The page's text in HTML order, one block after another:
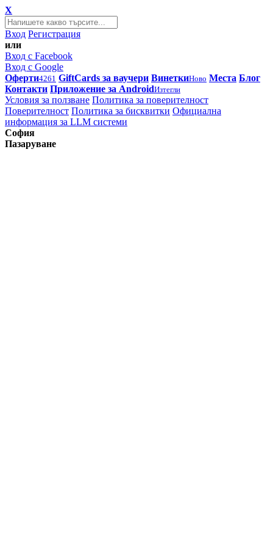
X
Вход Регистрация
или
Вход с Facebook
Вход с Google
Оферти4261 GiftCards за ваучери ВинеткиНово Места Блог
Контакти Приложение за AndroidИзтегли
Условия за ползване Политика за поверителност
Поверителност Политика за бисквитки Официална
информация за LLM системи
София
Пазаруване